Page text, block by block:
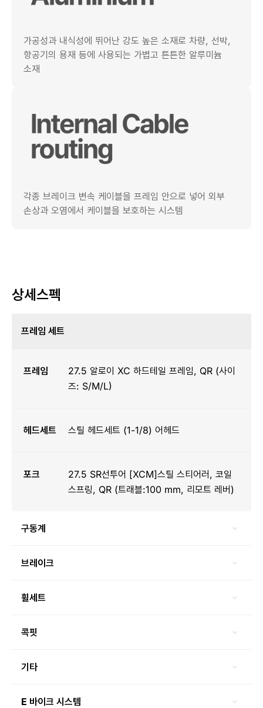
가공성과 내식성에 뛰어난 강도 높은 소재로 차량, 선박,
항공기의 용재 등에 사용되는 가볍고 튼튼한 알루미늄
소재
각종 브레이크 변속 케이블을 프레임 안으로 넣어 외부
손상과 오염에서 케이블을 보호하는 시스템
상세스펙
프레임 세트
프레임
27.5 알로이 XC 하드테일 프레임, QR (사이
즈: S/M/L)
헤드세트 스틸 헤드세트 (1-1/8) 어헤드
포크
27.5 SR선투어 [XCM]스틸 스티어러, 코일
스프링, QR (트래블:100 mm, 리모트 레버)
구동계
브레이크
휠세트
콕핏
기타
E 바이크 시스템